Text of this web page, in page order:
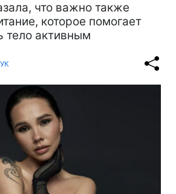
что важно также
которое помогает
тело активным